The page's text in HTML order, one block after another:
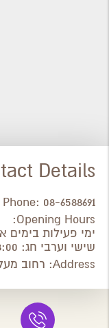
Details
Phone: 08-6588691
Opening Hours:
שישי וערבי חג: 08:00 - 16:00
Address: רחוב